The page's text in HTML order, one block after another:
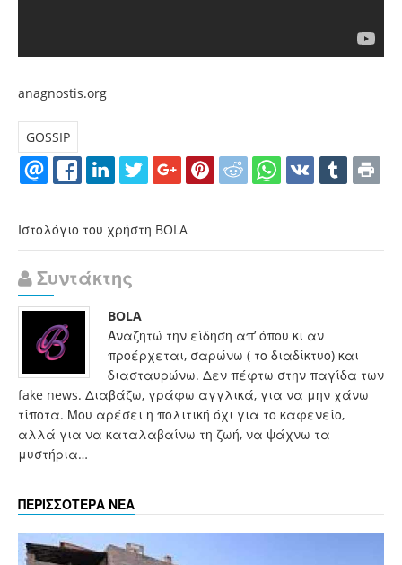
anagnostis.org
GOSSIP
Ιστολόγιο του χρήστη BOLA
Συντάκτης
BOLA
Αναζητώ την είδηση απ’ όπου κι αν
προέρχεται, σαρώνω ( το διαδίκτυο) και
διασταυρώνω. Δεν πέφτω στην παγίδα των
fake news. Διαβάζω, γράφω αγγλικά, για να μην χάνω
τίποτα. Μου αρέσει η πολιτική όχι για το καφενείο,
αλλά για να καταλαβαίνω τη ζωή, να ψάχνω τα
μυστήρια…
ΠΕΡΙΣΣΟΤΕΡΑ ΝΕΑ